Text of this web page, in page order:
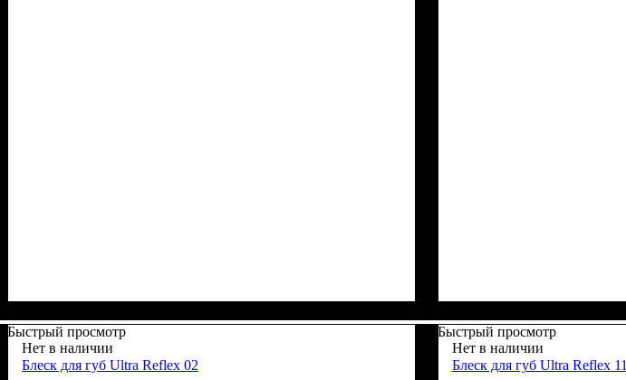
Быстрый просмотр
Нет в наличии
Блеск для губ Ultra Reflex 02
Быстрый просмотр
Нет в наличии
Блеск для губ Ultra Reflex 11